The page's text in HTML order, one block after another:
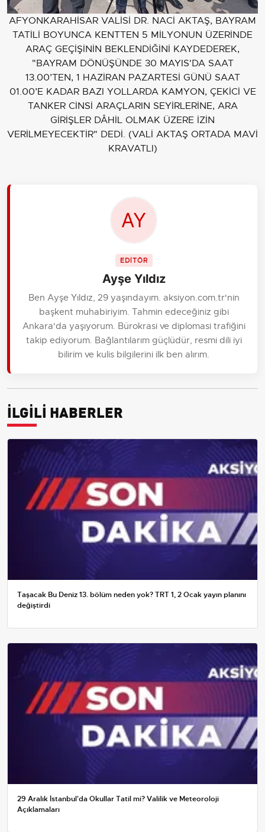
AFYONKARAHİSAR VALİSİ DR. NACİ AKTAŞ, BAYRAM
TATİLİ BOYUNCA KENTTEN 5 MİLYONUN ÜZERİNDE
ARAÇ GEÇİŞİNİN BEKLENDİĞİNİ KAYDEDEREK,
"BAYRAM DÖNÜŞÜNDE 30 MAYIS'DA SAAT
13.00’TEN, 1 HAZİRAN PAZARTESİ GÜNÜ SAAT
01.00’E KADAR BAZI YOLLARDA KAMYON, ÇEKİCİ VE
TANKER CİNSİ ARAÇLARIN SEYİRLERİNE, ARA
GİRİŞLER DÂHİL OLMAK ÜZERE İZİN
VERİLMEYECEKTİR" DEDİ. (VALİ AKTAŞ ORTADA MAVİ
KRAVATLI)
EDİTÖR
Ayşe Yıldız
Ben Ayşe Yıldız, 29 yaşındayım. aksiyon.com.tr'nin
başkent muhabiriyim. Tahmin edeceğiniz gibi
Ankara'da yaşıyorum. Bürokrasi ve diplomasi trafiğini
takip ediyorum. Bağlantılarım güçlüdür, resmi dili iyi
bilirim ve kulis bilgilerini ilk ben alırım.
İLGİLİ HABERLER
Taşacak Bu Deniz 13. bölüm neden yok? TRT 1, 2 Ocak yayın planını
değiştirdi
29 Aralık İstanbul'da Okullar Tatil mi? Valilik ve Meteoroloji
Açıklamaları